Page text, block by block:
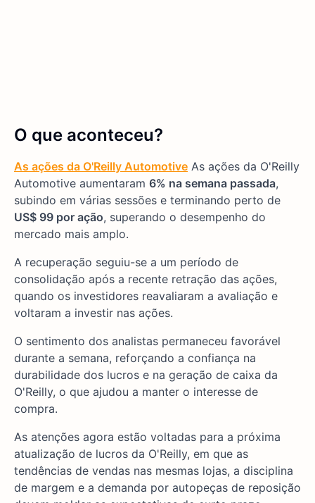
O que aconteceu?
As ações da O'Reilly Automotive As ações da O'Reilly
Automotive aumentaram 6% na semana passada,
subindo em várias sessões e terminando perto de
US$ 99 por ação, superando o desempenho do
mercado mais amplo.
A recuperação seguiu-se a um período de
consolidação após a recente retração das ações,
quando os investidores reavaliaram a avaliação e
voltaram a investir nas ações.
O sentimento dos analistas permaneceu favorável
durante a semana, reforçando a confiança na
durabilidade dos lucros e na geração de caixa da
O'Reilly, o que ajudou a manter o interesse de
compra.
As atenções agora estão voltadas para a próxima
atualização de lucros da O'Reilly, em que as
tendências de vendas nas mesmas lojas, a disciplina
de margem e a demanda por autopeças de reposição